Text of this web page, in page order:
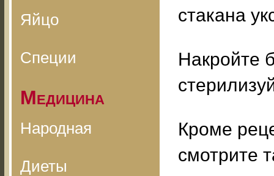
Яйцо
Специи
Медицина
Народная
Диеты
стакана
Накройте
Кроме
смотрите